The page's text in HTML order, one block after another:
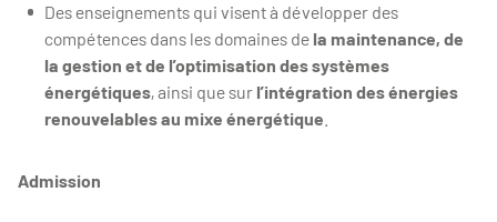
Des enseignements qui visent à développer des
compétences dans les domaines de la maintenance, de
la gestion et de l’optimisation des systèmes
énergétiques, ainsi que sur l’intégration des énergies
renouvelables au mixe énergétique
Admission